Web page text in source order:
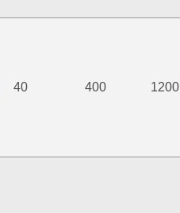
40 400 1200